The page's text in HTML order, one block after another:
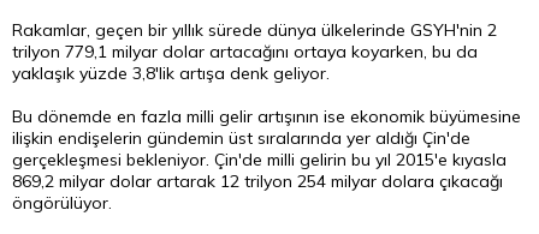
Rakamlar, geçen bir yıllık sürede dünya ülkelerinde GSYH'nin 2
trilyon 779,1 milyar dolar artacağını ortaya koyarken, bu da
yaklaşık yüzde 3,8'lik artışa denk geliyor.
Bu dönemde en fazla milli gelir artışının ise ekonomik büyümesine
ilişkin endişelerin gündemin üst sıralarında yer aldığı Çin'de
gerçekleşmesi bekleniyor. Çin'de milli gelirin bu yıl 2015'e kıyasla
869,2 milyar dolar artarak 12 trilyon 254 milyar dolara çıkacağı
öngörülüyor.